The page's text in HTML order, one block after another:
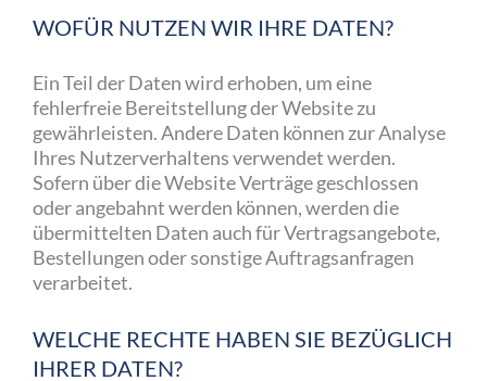
WOFÜR NUTZEN WIR IHRE DATEN?
Ein Teil der Daten wird erhoben, um eine
fehlerfreie Bereitstellung der Website zu
gewährleisten. Andere Daten können zur Analyse
Ihres Nutzerverhaltens verwendet werden.
Sofern über die Website Verträge geschlossen
oder angebahnt werden können, werden die
übermittelten Daten auch für Vertragsangebote,
Bestellungen oder sonstige Auftragsanfragen
verarbeitet.
WELCHE RECHTE HABEN SIE BEZÜGLICH
IHRER DATEN?